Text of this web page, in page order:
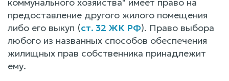
предоставление другого жилого помещения
либо его выкуп (ст. 32 ЖК РФ). Право выбора
любого из названных способов обеспечения
жилищных прав собственника принадлежит
ему.